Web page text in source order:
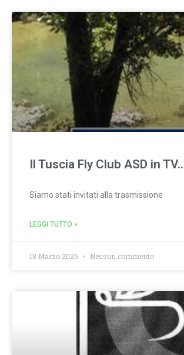
Il Tuscia Fly Club ASD in
Siamo stati invitati alla trasmissione
LEGGI TUTTO »
18 Marzo 2025 Nessun commento